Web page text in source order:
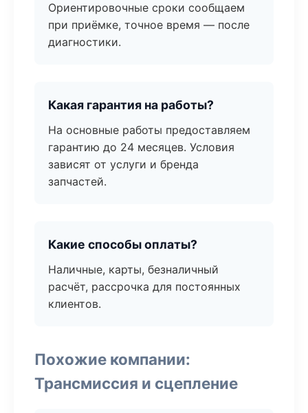
Ориентировочные сроки сообщаем
при приёмке, точное время — после
диагностики.
Какая гарантия на работы?
На основные работы предоставляем
гарантию до 24 месяцев. Условия
зависят от услуги и бренда
запчастей.
Какие способы оплаты?
Наличные, карты, безналичный
расчёт, рассрочка для постоянных
клиентов.
Похожие компании:
Трансмиссия и сцепление